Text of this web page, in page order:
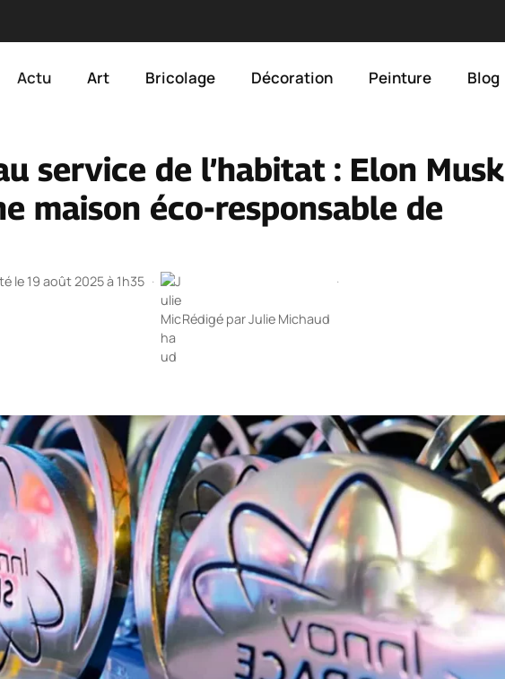
Actu Art Bricolage Décoration Peinture Blog
service de l’habitat : Elon Musk
maison éco-responsable de
le 19 août 2025 à 1h35 ·
Rédigé parJulie Michaud
·